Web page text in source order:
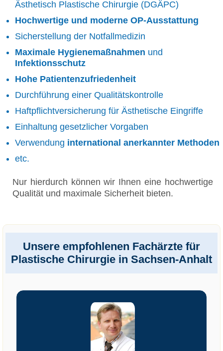
Ästhetisch Plastische Chirurgie (DGÄPC)
Hochwertige und moderne OP-Ausstattung
Sicherstellung der Notfallmedizin
Maximale Hygienemaßnahmen und
Infektionsschutz
Hohe Patientenzufriedenheit
Durchführung einer Qualitätskontrolle
Haftpflichtversicherung für Ästhetische Eingriffe
Einhaltung gesetzlicher Vorgaben
Verwendung international anerkannter Methoden
etc.
Nur hierdurch können wir Ihnen eine hochwertige
Qualität und maximale Sicherheit bieten.
Unsere empfohlenen Fachärzte für
Plastische Chirurgie in Sachsen-Anhalt